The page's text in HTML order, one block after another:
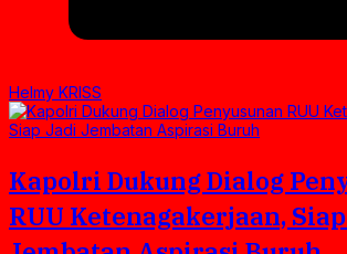
Helmy KRISS
Kapolri Dukung Dialog
RUU Ketenagakerjaan,